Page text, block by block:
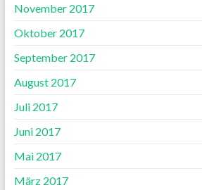
November 2017
Oktober 2017
September 2017
August 2017
Juli 2017
Juni 2017
Mai 2017
März 2017